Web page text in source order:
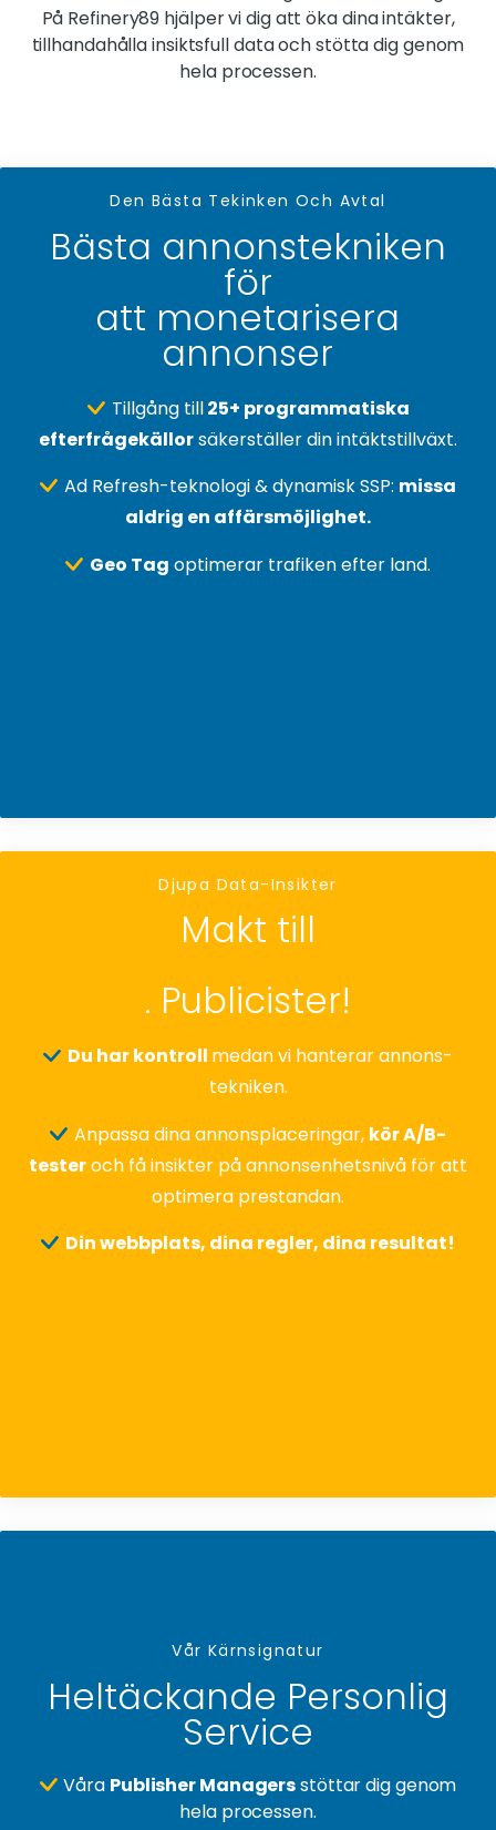
På Refinery89 hjälper vi dig att öka dina intäkter,
tillhandahålla insiktsfull data och stötta dig genom
hela processen.
Den Bästa Tekinken Och Avtal
Bästa annonstekniken
för
att monetarisera
annonser
Tillgång till25+ programmatiska
efterfrågekällorsäkerställer din intäktstillväxt.
Ad Refresh-teknologi & dynamisk SSP: missa
aldrig en affärsmöjlighet.
Geo Tag optimerar trafiken efter land.
Djupa Data-Insikter
Makt till
. Publicister!
Du har kontroll medan vi hanterar annons-
tekniken.
Anpassa dina annonsplaceringar, kör A/B-
testeroch få insikter på annonsenhetsnivå för att
optimera prestandan.
Din webbplats, dina regler, dina resultat!
Vår Kärnsignatur
Heltäckande Personlig
Service
Våra Publisher Managersstöttar dig genom
hela processen.